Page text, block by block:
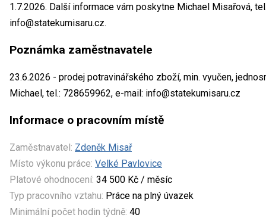
1.7.2026. Další informace vám poskytne Michael Misařová,
info@statekumisaru.cz.
Poznámka zaměstnavatele
23.6.2026 - prodej potravinářského zboží, min. vyučen,
Michael, tel.: 728659962, e-mail: info@statekumisaru.cz
Informace o pracovním místě
Zaměstnavatel: Zdeněk Misař
Místo výkonu práce: Velké Pavlovice
Platové ohodnocení: 34 500 Kč / měsíc
Typ pracovního vztahu: Práce na plný úvazek
Minimální počet hodin týdně: 40